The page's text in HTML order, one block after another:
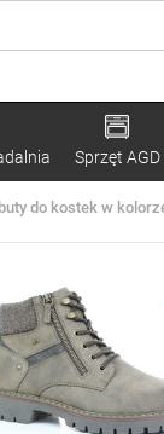
Sprzęt AGD
do kostek w